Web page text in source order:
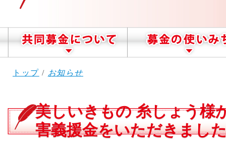
現
位
置：
トップ / お知らせ
美しいきもの 糸しょう様
害義援金をいただきまし